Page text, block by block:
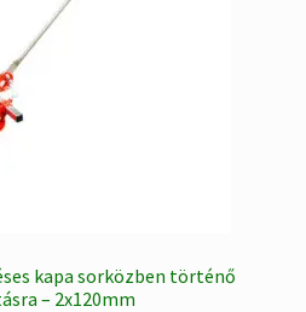
kapa sorközben történő
– 2x120mm